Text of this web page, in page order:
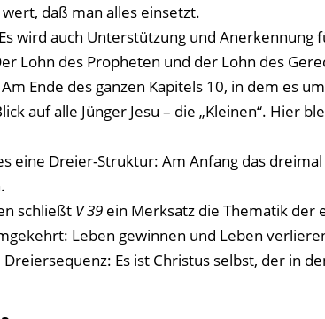
daß man alles einsetzt.
wird auch Unterstützung und Anerkennung
Lohn des Propheten und der Lohn des
Ende des ganzen Kapitels 10, in dem es
auf alle Jünger Jesu – die „Kleinen“. Hier
eine Dreier-Struktur: Am Anfang das
schließt V 39 ein Merksatz die Thematik der
Leben gewinnen und Leben
Es ist Christus selbst, der in